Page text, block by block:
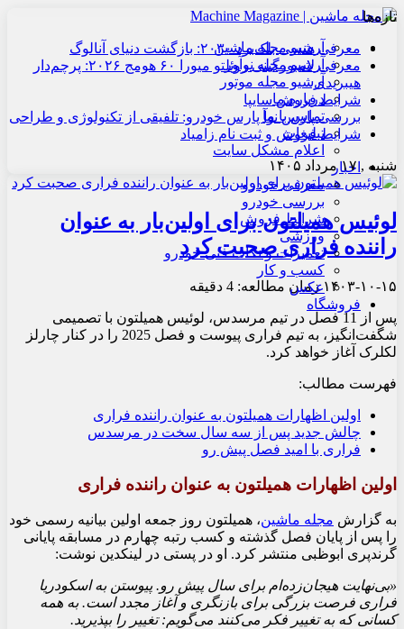
آرشیو مجله ماشین
آرشیو مجله نوآور
آرشیو مجله موتور
درباره ما
تماس با ما
تبلیغات
اعلام مشکل سایت
اخبار
معرفی خودرو
بررسی خودرو
شرایط فروش
ورزشی
تعمیرات و نکات فنی خودرو
کسب و کار
عکس
فروشگاه
تازه‌ها
معرفی هنسی بلک‌برد ۲۰۳۰: بازگشت دنیای آنالوگ
معرفی لامبورگینی روئلتو میورا ۶۰ هومج ۲۰۲۶: پرچم‌دار
هیبریدی
شرایط فروش سایپا
بررسی پارس نوآ پارس خودرو: تلفیقی از تکنولوژی و طراحی
شرایط فروش و ثبت نام زامیاد
شنبه , ۱۷ مرداد ۱۴۰۵
لوئیس همیلتون برای اولین‌بار به عنوان
راننده فراری صحبت کرد
۱۴۰۳-۱۰-۱۵زمان مطالعه: 4 دقیقه
پس از 11 فصل در تیم مرسدس، لوئیس همیلتون با تصمیمی
شگفت‌انگیز، به تیم فراری پیوست و فصل 2025 را در کنار چارلز
لکلرک آغاز خواهد کرد.
فهرست مطالب:
اولین اظهارات همیلتون به عنوان راننده فراری
چالش جدید پس از سه سال سخت در مرسدس
فراری با امید فصل پیش رو
اولین اظهارات همیلتون به عنوان راننده فراری
به گزارش مجله ماشین، همیلتون روز جمعه اولین بیانیه رسمی خود
را پس از پایان فصل گذشته و کسب رتبه چهارم در مسابقه پایانی
گرندپری ابوظبی منتشر کرد. او در پستی در لینکدین نوشت:
«بی‌نهایت هیجان‌زده‌ام برای سال پیش رو. پیوستن به اسکودریا
فراری فرصت بزرگی برای بازنگری و آغاز مجدد است. به همه
کسانی که به تغییر فکر می‌کنند می‌گویم: تغییر را بپذیرید.